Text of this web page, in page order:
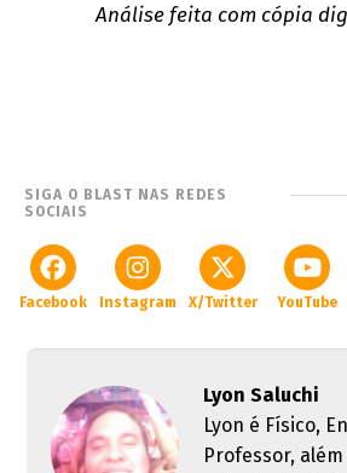
Análise feita com cópia
SIGA O BLAST NAS REDES
SOCIAIS
Facebook Instagram X/Twitter YouTube
Lyon Saluchi
Lyon é Físico,
Professor,